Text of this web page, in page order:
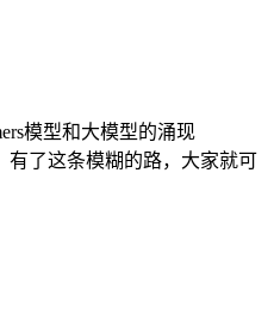
模型和大模型的涌现
有了这条模糊的路，大家就可